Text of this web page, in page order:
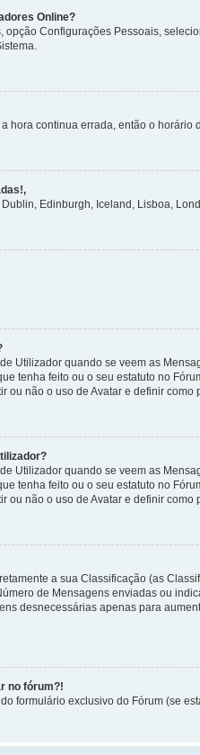
Online?
Configurações Pessoais,
hora continua errada, então o
Edinburgh, Iceland, Lisboa,
Utilizador quando se veem as
tenha feito ou o seu estatuto no
não o uso de Avatar e definir
Utilizador quando se veem as
tenha feito ou o seu estatuto no
não o uso de Avatar e definir
a sua Classificação (as
de Mensagens enviadas ou
desnecessárias apenas para
no fórum?!
formulário exclusivo do Fórum (se